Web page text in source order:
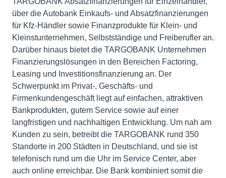
über die Autobank Einkaufs- und Absatzfinanzierungen
für Kfz-Händler sowie Finanzprodukte für Klein- und
Kleinstunternehmen, Selbstständige und Freiberufler an.
Darüber hinaus bietet die TARGOBANK Unternehmen
Finanzierungslösungen in den Bereichen Factoring,
Leasing und Investitionsfinanzierung an. Der
Schwerpunkt im Privat-, Geschäfts- und
Firmenkundengeschäft liegt auf einfachen, attraktiven
Bankprodukten, gutem Service sowie auf einer
langfristigen und nachhaltigen Entwicklung. Um nah am
Kunden zu sein, betreibt die TARGOBANK rund 350
Standorte in 200 Städten in Deutschland, und sie ist
telefonisch rund um die Uhr im Service Center, aber
auch online erreichbar. Die Bank kombiniert somit die